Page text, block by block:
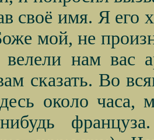
своё имя. Я его
мой, не
нам вас
сказать. Во
около